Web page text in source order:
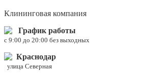
Клининговая компания
График работы
c 9:00 до 20:00 без выходных
Краснодар
улица Северная